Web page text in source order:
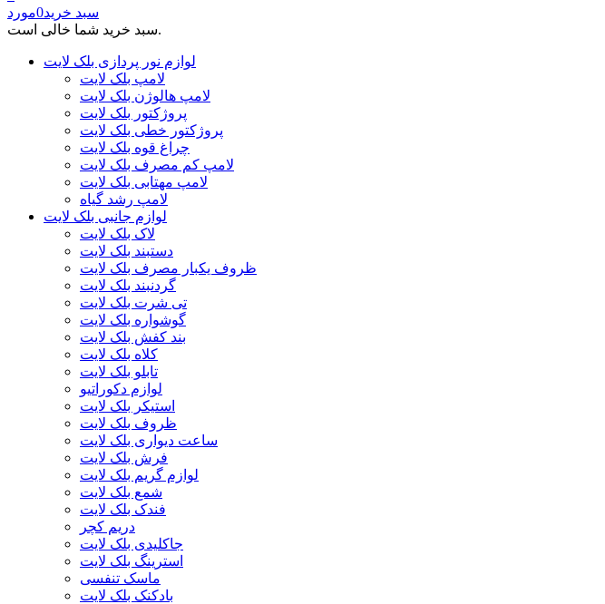
سبد خرید0مورد
سبد خرید شما خالی است.
لوازم نور پردازی بلک لایت
لامپ بلک لایت
لامپ هالوژن بلک لایت
پروژکتور بلک لایت
پروژکتور خطی بلک لایت
چراغ قوه بلک لایت
لامپ کم مصرف بلک لایت
لامپ مهتابی بلک لایت
لامپ رشد گیاه
لوازم جانبی بلک لایت
لاک بلک لایت
دستبند بلک لایت
ظروف یکبار مصرف بلک لایت
گردنبند بلک لایت
تی شرت بلک لایت
گوشواره بلک لایت
بند کفش بلک لایت
کلاه بلک لایت
تابلو بلک لایت
لوازم دکوراتیو
استیکر بلک لایت
ظروف بلک لایت
ساعت دیواری بلک لایت
فرش بلک لایت
لوازم گریم بلک لایت
شمع بلک لایت
فندک بلک لایت
دریم کچر
جاکلیدی بلک لایت
استرینگ بلک لایت
ماسک تنفسی
بادکنک بلک لایت